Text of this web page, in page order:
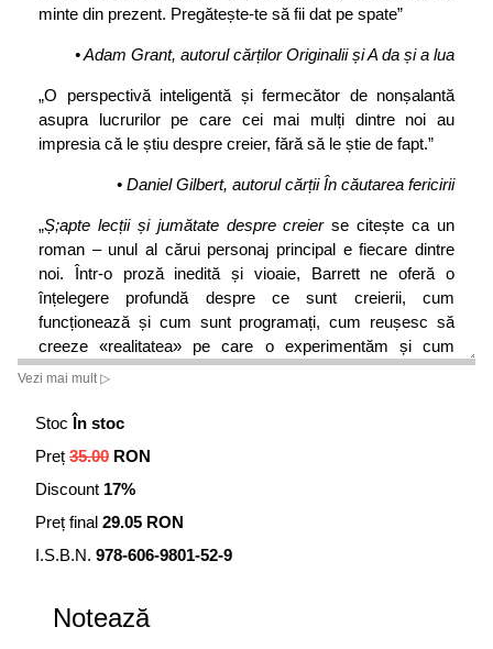
minte din prezent. Pregătește-te să fii dat pe spate”
• Adam Grant, autorul cărților Originalii și A da și a lua
„O perspectivă inteligentă și fermecător de nonșalantă
asupra lucrurilor pe care cei mai mulți dintre noi au
impresia că le știu despre creier, fără să le știe de fapt.”
• Daniel Gilbert, autorul cărții În căutarea fericirii
„Ș;apte lecții și jumătate despre creierse citește ca un
roman – unul al cărui personaj principal e fiecare dintre
noi. Într-o proză inedită și vioaie, Barrett ne oferă o
înțelegere profundă despre ce sunt creierii, cum
funcționează și cum sunt programați, cum reușesc să
creeze «realitatea» pe care o experimentăm și cum
produc, în fond, gândurile, emoțiile și faptele noastre.
și despre întreaga ta specie.”
• Leonard Mlodinow, autorul cărții The Drunkard’s Walk
„Barrett scrie cu o minte de cercetătoare și cu o inimă de
povestitoare. O lectură obligatorie pentru orice persoană
care posedă un creier.”
Vezi mai mult ▷
Stoc În stoc
Preț 35.00 RON
Discount 17%
Preț final 29.05 RON
I.S.B.N. 978-606-9801-52-9
Notează